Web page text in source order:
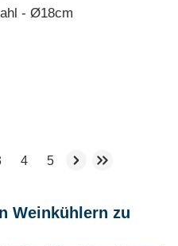
- Ø18cm
4 5
Weinkühlern zu